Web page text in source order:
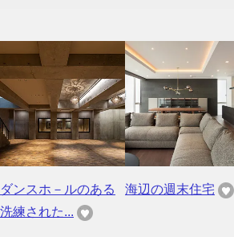
ダンスホ－ルのある
洗練された...
海辺の週末住宅